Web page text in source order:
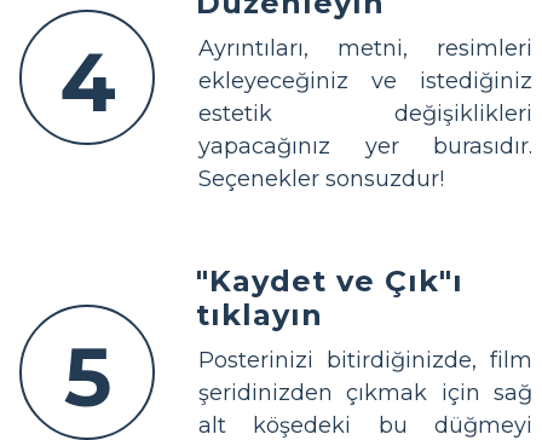
4
Ayrıntıları, metni, resimleri
ekleyeceğiniz ve istediğiniz
estetik değişiklikleri
yapacağınız yer burasıdır.
Seçenekler sonsuzdur!
5
"Kaydet ve Çık"ı
tıklayın
Posterinizi bitirdiğinizde, film
şeridinizden çıkmak için sağ
alt köşedeki bu düğmeyi